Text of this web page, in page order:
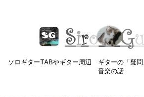
ソロギターTABやギター周辺 ギターの「疑
音楽の話